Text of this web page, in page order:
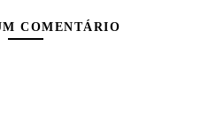
COMENTÁRIO